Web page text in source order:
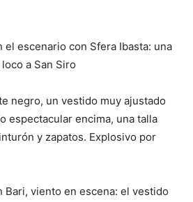
el escenario con Sfera Ibasta: una
a San Siro
negro, un vestido muy ajustado
espectacular encima, una talla
y zapatos. Explosivo por
Bari, viento en escena: el vestido